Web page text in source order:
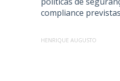
compliance
HENRIQUE AUGUSTO